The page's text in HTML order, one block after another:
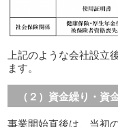
上記のような会社設立
ます。
（２）資金繰り・資
事業開始直後は、当初